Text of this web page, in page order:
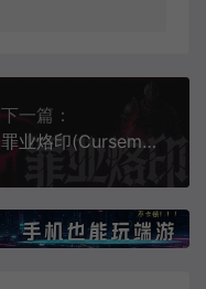
下一篇：
罪业烙印(Cursemark)俯视角像素动作肉鸽游戏